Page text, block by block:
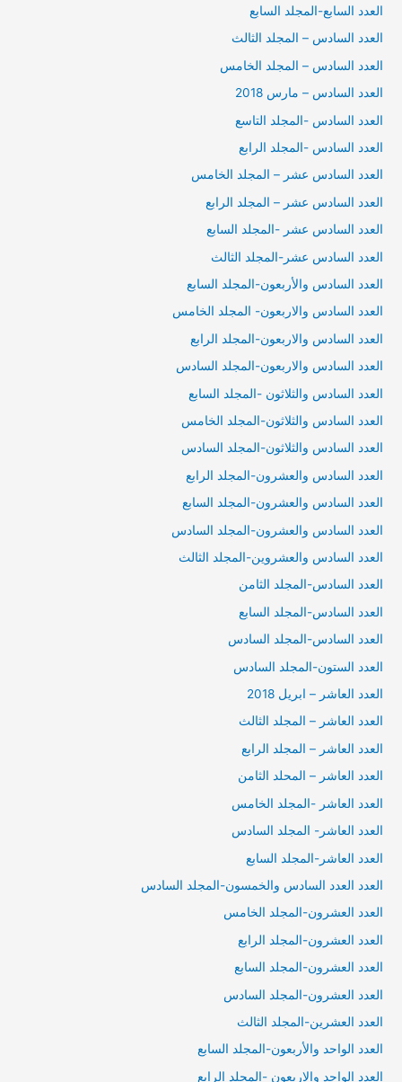
العدد السابع-المجلد السابع
العدد السادس – المجلد الثالث
العدد السادس – المجلد الخامس
العدد السادس – مارس 2018
العدد السادس -المجلد التاسع
العدد السادس -المجلد الرابع
العدد السادس عشر – المجلد الخامس
العدد السادس عشر – المجلد الرابع
العدد السادس عشر -المجلد السابع
العدد السادس عشر-المجلد الثالث
العدد السادس والأربعون-المجلد السابع
العدد السادس والاربعون- المجلد الخامس
العدد السادس والاربعون-المجلد الرابع
العدد السادس والاربعون-المجلد السادس
العدد السادس والثلاثون -المجلد السابع
العدد السادس والثلاثون-المجلد الخامس
العدد السادس والثلاثون-المجلد السادس
العدد السادس والعشرون-المجلد الرابع
العدد السادس والعشرون-المجلد السابع
العدد السادس والعشرون-المجلد السادس
العدد السادس والعشروين-المجلد الثالث
العدد السادس-المجلد الثامن
العدد السادس-المجلد السابع
العدد السادس-المجلد السادس
العدد الستون-المجلد السادس
العدد العاشر – ابريل 2018
العدد العاشر – المجلد الثالث
العدد العاشر – المجلد الرابع
العدد العاشر – المحلد الثامن
العدد العاشر -المجلد الخامس
العدد العاشر- المجلد السادس
العدد العاشر-المجلد السابع
العدد العدد السادس والخمسون-المجلد السادس
العدد العشرون-المجلد الخامس
العدد العشرون-المجلد الرابع
العدد العشرون-المجلد السابع
العدد العشرون-المجلد السادس
العدد العشرين-المجلد الثالث
العدد الواحد والأربعون-المجلد السابع
العدد الواحد والاربعون -المجلد الرابع